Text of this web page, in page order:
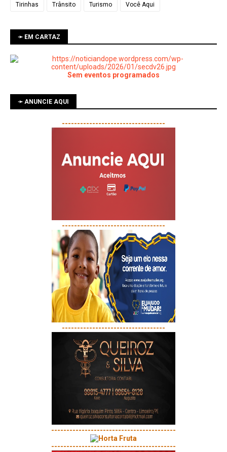
Tirinhas Trânsito Turismo Você Aqui
➛ EM CARTAZ
Sem eventos programados
➛ ANUNCIE AQUI
----------------------------------
----------------------------------
----------------------------------
-----------------------------------------
-----------------------------------------